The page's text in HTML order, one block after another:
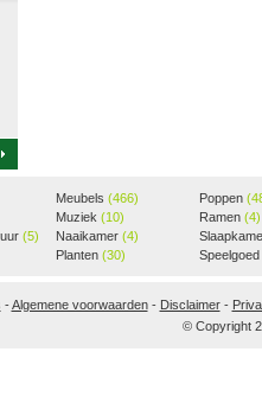
(5)
Meubels (466)
Muziek (10)
Naaikamer (4)
Planten (30)
Poppen
Ramen (4)
Speelgoed
-Algemene voorwaarden- Disclaimer-
© Copyright